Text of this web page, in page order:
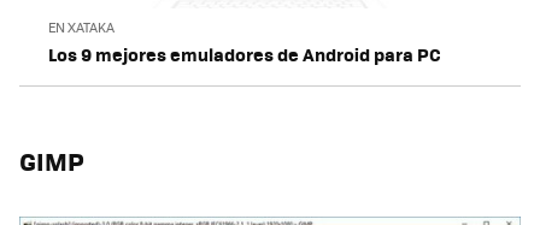
EN XATAKA
Los 9 mejores emuladores de Android para PC
GIMP